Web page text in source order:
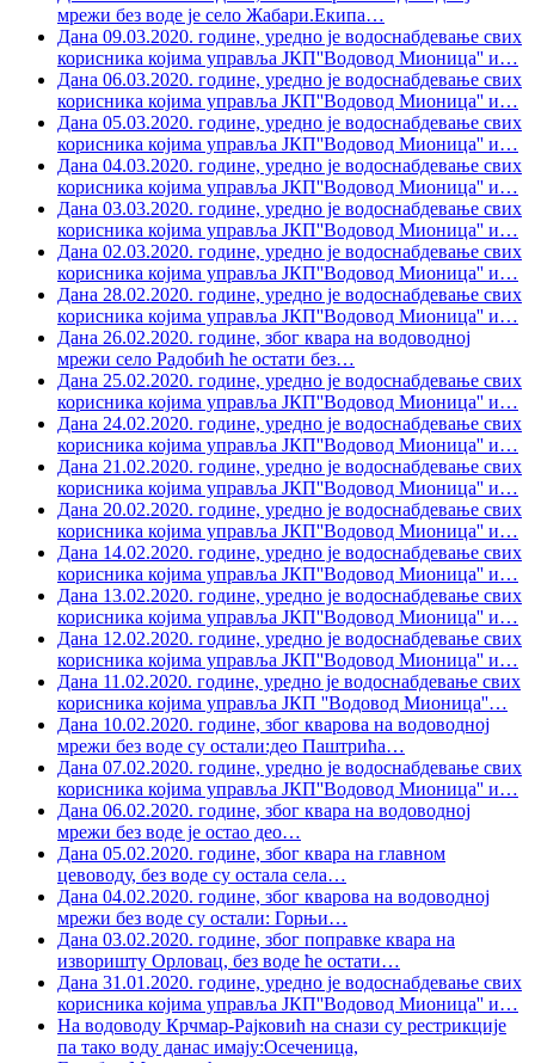
мрежи без воде је село Жабари.Екипа…
Дана 09.03.2020. године, уредно је водоснабдевање свих
корисника којима управља ЈКП''Водовод Мионица'' и…
Дана 06.03.2020. године, уредно је водоснабдевање свих
корисника којима управља ЈКП''Водовод Мионица'' и…
Дана 05.03.2020. године, уредно је водоснабдевање свих
корисника којима управља ЈКП''Водовод Мионица'' и…
Дана 04.03.2020. године, уредно је водоснабдевање свих
корисника којима управља ЈКП''Водовод Мионица'' и…
Дана 03.03.2020. године, уредно је водоснабдевање свих
корисника којима управља ЈКП''Водовод Мионица'' и…
Дана 02.03.2020. године, уредно је водоснабдевање свих
корисника којима управља ЈКП''Водовод Мионица'' и…
Дана 28.02.2020. године, уредно је водоснабдевање свих
корисника којима управља ЈКП''Водовод Мионица'' и…
Дана 26.02.2020. године, због квара на водоводној
мрежи село Радобић ће остати без…
Дана 25.02.2020. године, уредно је водоснабдевање свих
корисника којима управља ЈКП''Водовод Мионица'' и…
Дана 24.02.2020. године, уредно је водоснабдевање свих
корисника којима управља ЈКП''Водовод Мионица'' и…
Дана 21.02.2020. године, уредно је водоснабдевање свих
корисника којима управља ЈКП''Водовод Мионица'' и…
Дана 20.02.2020. године, уредно је водоснабдевање свих
корисника којима управља ЈКП''Водовод Мионица'' и…
Дана 14.02.2020. године, уредно је водоснабдевање свих
корисника којима управља ЈКП''Водовод Мионица'' и…
Дана 13.02.2020. године, уредно је водоснабдевање свих
корисника којима управља ЈКП''Водовод Мионица'' и…
Дана 12.02.2020. године, уредно је водоснабдевање свих
корисника којима управља ЈКП''Водовод Мионица'' и…
Дана 11.02.2020. године, уредно је водоснабдевање свих
корисника којима управља ЈКП ''Водовод Мионица''…
Дана 10.02.2020. године, због кварова на водоводној
мрежи без воде су остали:део Паштрића…
Дана 07.02.2020. године, уредно је водоснабдевање свих
корисника којима управља ЈКП''Водовод Мионица'' и…
Дана 06.02.2020. године, због квара на водоводној
мрежи без воде је остао део…
Дана 05.02.2020. године, због квара на главном
цевоводу, без воде су остала села…
Дана 04.02.2020. године, због кварова на водоводној
мрежи без воде су остали: Горњи…
Дана 03.02.2020. године, због поправке квара на
изворишту Орловац, без воде ће остати…
Дана 31.01.2020. године, уредно је водоснабдевање свих
корисника којима управља ЈКП''Водовод Мионица'' и…
На водоводу Крчмар-Рајковић на снази су рестрикције
па тако воду данас имају:Осеченица,